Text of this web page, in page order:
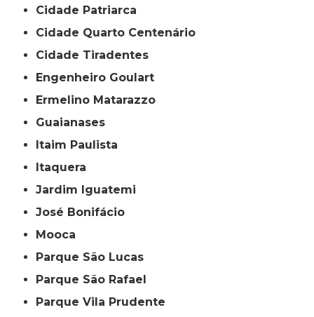
Cidade Patriarca
Cidade Quarto Centenário
Cidade Tiradentes
Engenheiro Goulart
Ermelino Matarazzo
Guaianases
Itaim Paulista
Itaquera
Jardim Iguatemi
José Bonifácio
Mooca
Parque São Lucas
Parque São Rafael
Parque Vila Prudente